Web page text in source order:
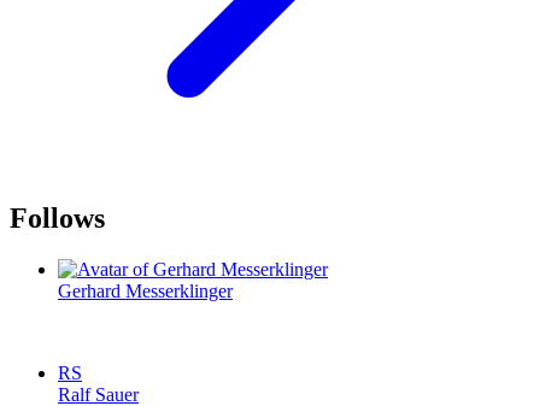
Follows
Gerhard Messerklinger
RS
Ralf Sauer